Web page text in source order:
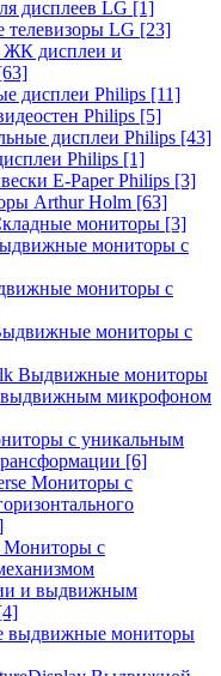
дисплеев LG [1]
телевизоры LG [23]
ЖК дисплеи и
дисплеи Philips [11]
Philips [5]
дисплеи Philips [43]
Philips [1]
E-Paper Philips [3]
Arthur Holm [63]
мониторы [3]
мониторы с
мониторы с
мониторы с
Выдвижные мониторы
выдвижным микрофоном
с уникальным
[6]
Мониторы с
Мониторы с
и выдвижным
выдвижные мониторы